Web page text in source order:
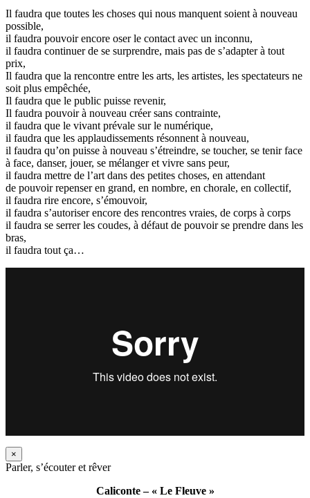
Il faudra que toutes les choses qui nous manquent soient à nouveau
possible,
il faudra pouvoir encore oser le contact avec un inconnu,
il faudra continuer de se surprendre, mais pas de s’adapter à tout
prix,
Il faudra que la rencontre entre les arts, les artistes, les spectateurs ne
soit plus empêchée,
Il faudra que le public puisse revenir,
Il faudra pouvoir à nouveau créer sans contrainte,
il faudra que le vivant prévale sur le numérique,
il faudra que les applaudissements résonnent à nouveau,
il faudra qu’on puisse à nouveau s’étreindre, se toucher, se tenir face
à face, danser, jouer, se mélanger et vivre sans peur,
il faudra mettre de l’art dans des petites choses, en attendant
de pouvoir repenser en grand, en nombre, en chorale, en collectif,
il faudra rire encore, s’émouvoir,
il faudra s’autoriser encore des rencontres vraies, de corps à corps
il faudra se serrer les coudes, à défaut de pouvoir se prendre dans les
bras,
il faudra tout ça…
×
Parler, s’écouter et rêver
Caliconte – « Le Fleuve »